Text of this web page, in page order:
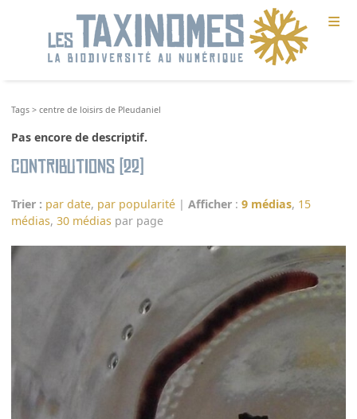
≡
Tags >centre de loisirs de Pleudaniel
Pas encore de descriptif.
Contributions (22)
Trier : par date, par popularité |Afficher :9 médias, 15
médias,30 médias par page